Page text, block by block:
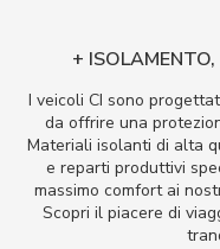
+
I veicoli CI sono
da offrire una
Materiali isolanti di alta
e reparti produttivi
massimo comfort ai
Scopri il piacere di